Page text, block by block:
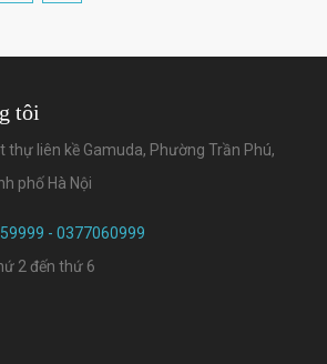
tôi
thự liên kề Gamuda, Phường Trần Phú,
phố Hà Nội
- 0377060999
2 đến thứ 6